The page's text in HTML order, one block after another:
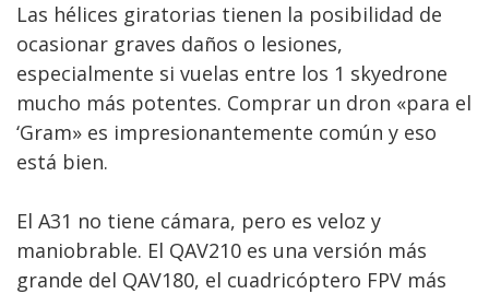
Las hélices giratorias tienen la posibilidad de
ocasionar graves daños o lesiones,
especialmente si vuelas entre los 1 skyedrone
mucho más potentes. Comprar un dron «para el
‘Gram» es impresionantemente común y eso
está bien.
El A31 no tiene cámara, pero es veloz y
maniobrable. El QAV210 es una versión más
grande del QAV180, el cuadricóptero FPV más